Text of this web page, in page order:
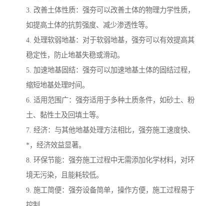
3. 改善土体性质：强夯可以改善土体的物理力学性质，
如提高土体的抗剪强度、减少渗透性等。
4. 处理软弱地基：对于软弱地基，强夯可以有效提高其
稳定性，防止地基失稳或滑动。
5. 加速地基固结：强夯可以加速地基土体的固结过程，
缩短地基处理时间。
6. 适用范围广：强夯适用于多种土质条件，如砂土、粉
土、黏性土及回填土等。
7. 经济：与其他地基处理方法相比，强夯施工速度快、
*，经济效益显著。
8. 环保节能：强夯施工过程中无需添加化学材料，对环
境无污染，且能耗较低。
9. 施工简便：强夯设备简单，操作方便，施工过程易于